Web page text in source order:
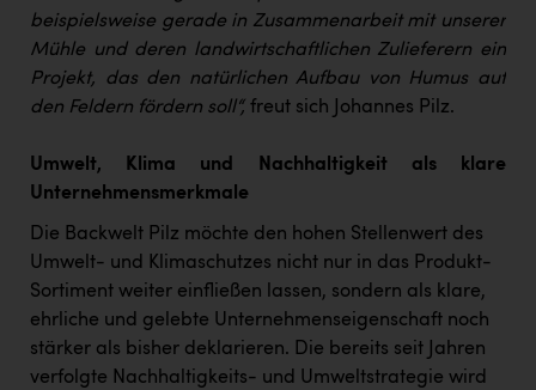
beispielsweise gerade in Zusammenarbeit mit unserer
Mühle und deren landwirtschaftlichen Zulieferern ein
Projekt, das den natürlichen Aufbau von Humus auf
den Feldern fördern soll“, freut sich Johannes Pilz.
Umwelt, Klima und Nachhaltigkeit als klare
Unternehmensmerkmale
Die Backwelt Pilz möchte den hohen Stellenwert des
Umwelt- und Klimaschutzes nicht nur in das Produkt-
Sortiment weiter einfließen lassen, sondern als klare,
ehrliche und gelebte Unternehmenseigenschaft noch
stärker als bisher deklarieren. Die bereits seit Jahren
verfolgte Nachhaltigkeits- und Umweltstrategie wird